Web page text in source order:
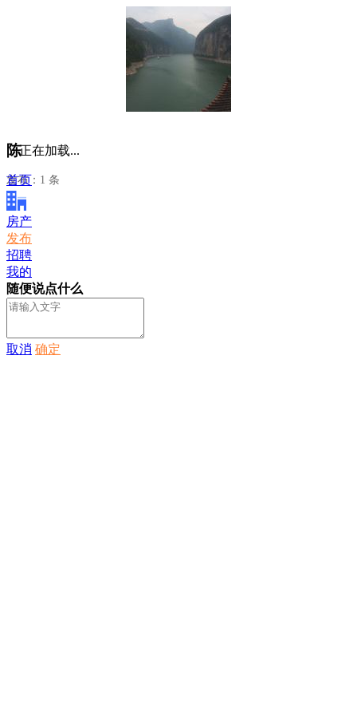
陈
发布：1 条
正在加载...
首页
房产
发布
招聘
我的
随便说点什么
取消 确定